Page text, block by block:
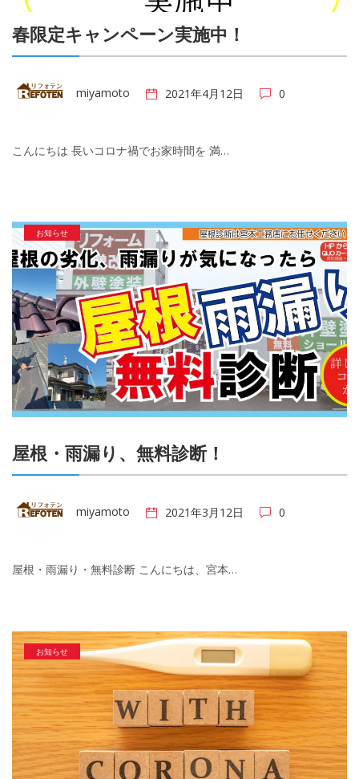
春限定キャンペーン実施中！
miyamoto 2021年4月12日 0
こんにちは 長いコロナ禍でお家時間を 満…
お知らせ
屋根・雨漏り、無料診断！
miyamoto 2021年3月12日 0
屋根・雨漏り・無料診断 こんにちは、宮本…
お知らせ